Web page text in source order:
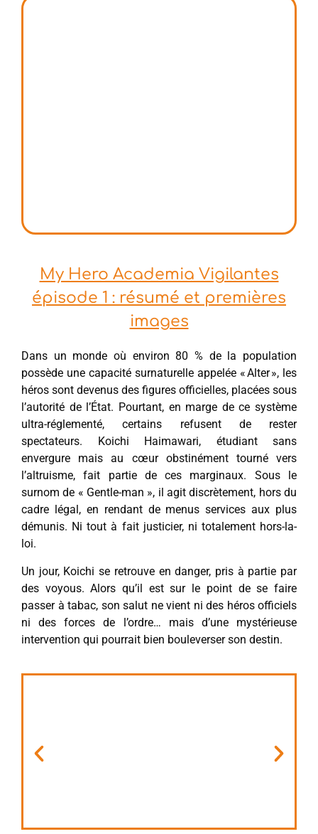
My Hero Academia Vigilantes
épisode 1 : résumé et premières
images
Dans un monde où environ 80 % de la population
possède une capacité surnaturelle appelée « Alter », les
héros sont devenus des figures officielles, placées sous
l’autorité de l’État. Pourtant, en marge de ce système
ultra-réglementé, certains refusent de rester
spectateurs. Koichi Haimawari, étudiant sans
envergure mais au cœur obstinément tourné vers
l’altruisme, fait partie de ces marginaux. Sous le
surnom de « Gentle-man », il agit discrètement, hors du
cadre légal, en rendant de menus services aux plus
démunis. Ni tout à fait justicier, ni totalement hors-la-
loi.
Un jour, Koichi se retrouve en danger, pris à partie par
des voyous. Alors qu’il est sur le point de se faire
passer à tabac, son salut ne vient ni des héros officiels
ni des forces de l’ordre… mais d’une mystérieuse
intervention qui pourrait bien bouleverser son destin.